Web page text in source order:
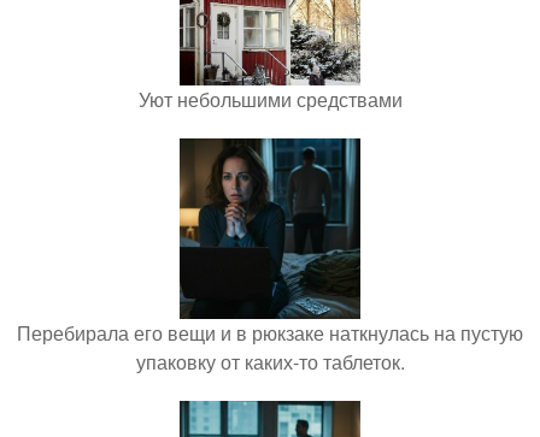
Уют небольшими средствами
Перебирала его вещи и в рюкзаке наткнулась на пустую
упаковку от каких-то таблеток.